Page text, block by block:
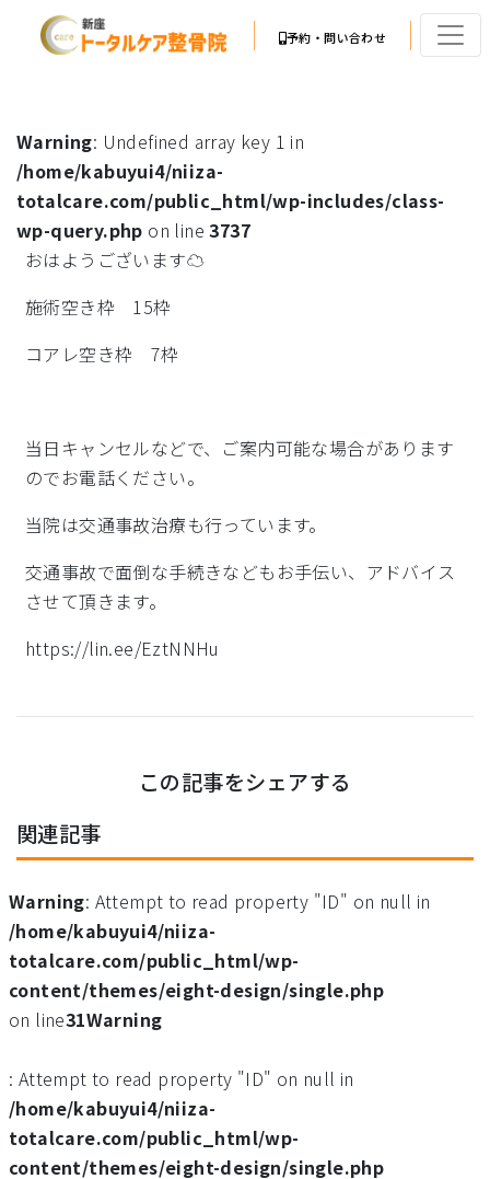
予約・問い合わせ
Warning: Undefined array key 1 in
/home/kabuyui4/niiza-
totalcare.com/public_html/wp-includes/class-
wp-query.php on line3737
おはようございます☁
施術空き枠 15枠
コアレ空き枠 7枠
当日キャンセルなどで、ご案内可能な場合があります
のでお電話ください。
当院は交通事故治療も行っています。
交通事故で面倒な手続きなどもお手伝い、アドバイス
させて頂きます。
https://lin.ee/EztNNHu
この記事をシェアする
関連記事
Warning: Attempt to read property "ID" on null in
/home/kabuyui4/niiza-
totalcare.com/public_html/wp-
content/themes/eight-design/single.php
on line31Warning
: Attempt to read property "ID" on null in
/home/kabuyui4/niiza-
totalcare.com/public_html/wp-
content/themes/eight-design/single.php